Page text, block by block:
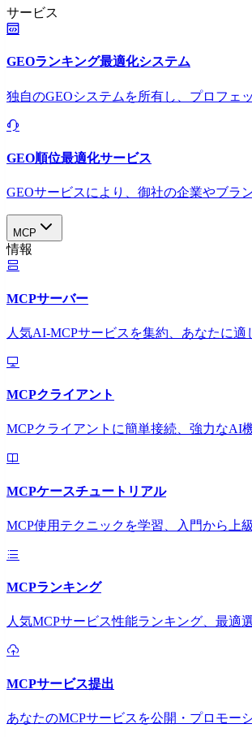
サービス
GEOランキング最適化システム
独自のGEOシステムを所有し、プロフェ
GEO順位最適化サービス
GEOサービスにより、御社の企業やブラ
MCP
情報
MCPサーバー
人気AI-MCPサービスを集約、あなたに
MCPクライアント
MCPクライアントに簡単接続、強力なAI
MCPケースチュートリアル
MCP使用テクニックを学習、入門から上
MCPランキング
人気MCPサービス性能ランキング、最適
MCPサービス提出
あなたのMCPサービスを公開・プロモー